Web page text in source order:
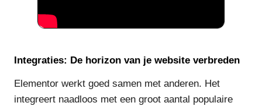
Integraties: De horizon van je website verbreden
Elementor werkt goed samen met anderen. Het
integreert naadloos met een groot aantal populaire